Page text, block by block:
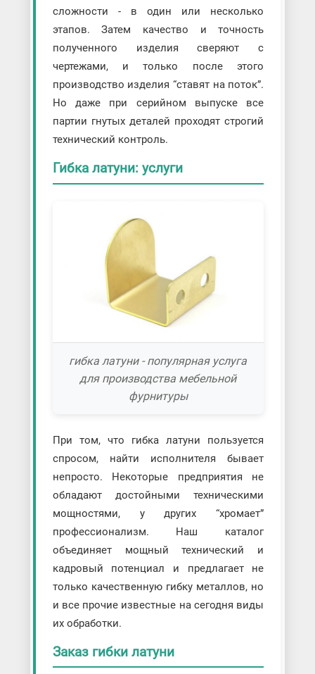
сложности - в один или несколько
этапов. Затем качество и точность
полученного изделия сверяют с
чертежами, и только после этого
производство изделия “ставят на поток”.
Но даже при серийном выпуске все
партии гнутых деталей проходят строгий
технический контроль.
Гибка латуни: услуги
гибка латуни - популярная услуга
для производства мебельной
фурнитуры
При том, что гибка латуни пользуется
спросом, найти исполнителя бывает
непросто. Некоторые предприятия не
обладают достойными техническими
мощностями, у других “хромает”
профессионализм. Наш каталог
объединяет мощный технический и
кадровый потенциал и предлагает не
только качественную гибку металлов, но
и все прочие известные на сегодня виды
их обработки.
Заказ гибки латуни